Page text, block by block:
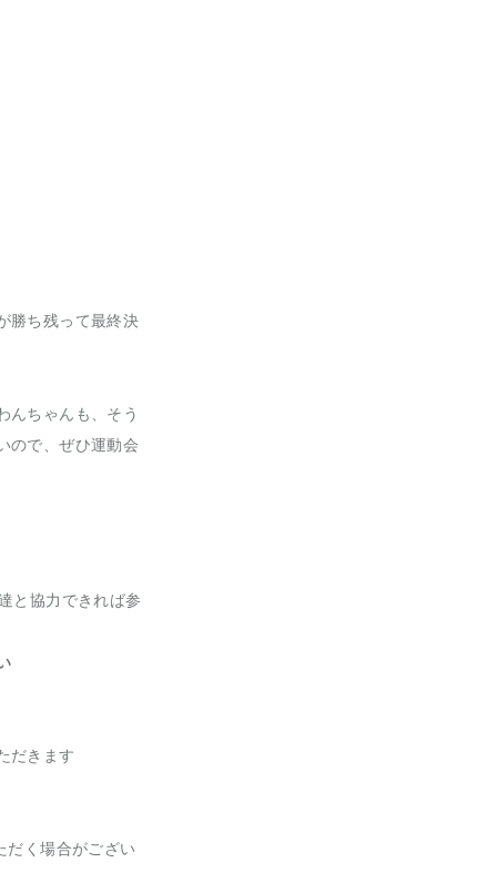
勝ち残って最終決
んちゃんも、そう
ので、ぜひ運動会
と協力できれば参
だきます
だく場合がござい